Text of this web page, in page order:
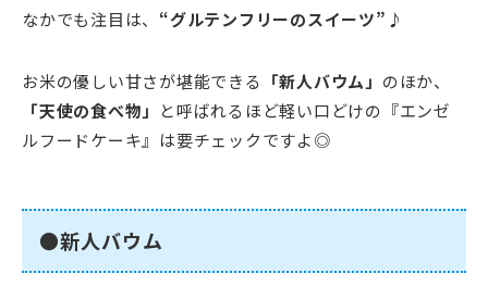
なかでも注目は、 “グルテンフリーのスイーツ” ♪
お米の優しい甘さが堪能できる 「新人バウム」 のほか、
「天使の食べ物」
と呼ばれるほど軽い口どけの『エンゼ
ルフードケーキ』は要チェックですよ◎
●新人バウム